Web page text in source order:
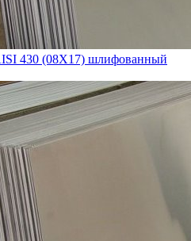
430 (08Х17) шлифованный